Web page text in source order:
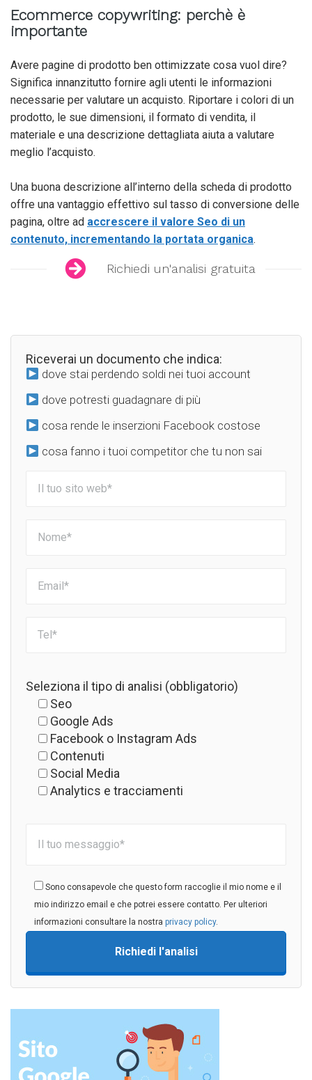
Ecommerce copywriting: perchè è
importante
Avere pagine di prodotto ben ottimizzate cosa vuol dire?
Significa innanzitutto fornire agli utenti le informazioni
necessarie per valutare un acquisto. Riportare i colori di un
prodotto, le sue dimensioni, il formato di vendita, il
materiale e una descrizione dettagliata aiuta a valutare
meglio l’acquisto.
Una buona descrizione all’interno della scheda di prodotto
offre una vantaggio effettivo sul tasso di conversione delle
pagina, oltre ad accrescere il valore Seo di un
contenuto, incrementando la portata organica.
Richiedi un'analisi gratuita
Riceverai un documento che indica:
dove stai perdendo soldi nei tuoi account
dove potresti guadagnare di più
cosa rende le inserzioni Facebook costose
cosa fanno i tuoi competitor che tu non sai
Seleziona il tipo di analisi (obbligatorio)
Seo
Google Ads
Facebook o Instagram Ads
Contenuti
Social Media
Analytics e tracciamenti
Sono consapevole che questo form raccoglie il mio nome e il
mio indirizzo email e che potrei essere contatto. Per ulteriori
informazioni consultare la nostra privacy policy.